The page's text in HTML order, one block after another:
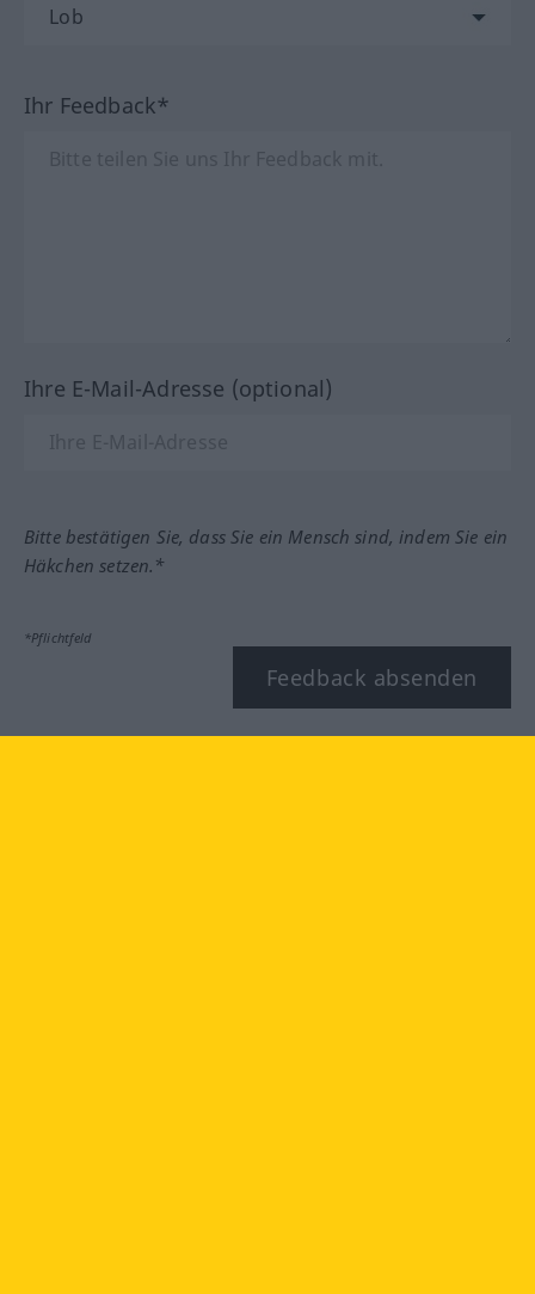
Ihr Feedback*
Ihre E-Mail-Adresse (optional)
Bitte bestätigen Sie, dass Sie ein Mensch sind, indem Sie ein
Häkchen setzen.*
*Pflichtfeld
Feedback absenden